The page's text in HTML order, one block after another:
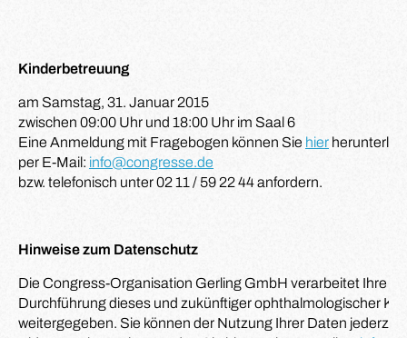
Kinderbetreuung
am Samstag, 31. Januar 2015
zwischen 09:00 Uhr und 18:00 Uhr im Saal 6
Eine Anmeldung mit Fragebogen können Sie hier
per E-Mail: info@congresse.de
bzw. telefonisch unter 02 11 / 59 22 44 anfordern.
Hinweise zum Datenschutz
Die Congress-Organisation Gerling GmbH verarbeitet Ihre
Durchführung dieses und zukünftiger ophthalmologischer
weitergegeben. Sie können der Nutzung Ihrer Daten